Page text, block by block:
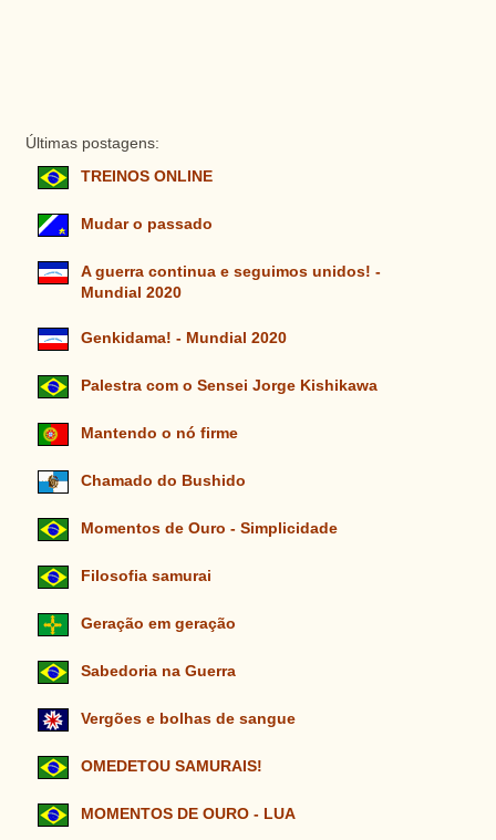
Últimas postagens:
TREINOS ONLINE
Mudar o passado
A guerra continua e seguimos unidos! -
Mundial 2020
Genkidama! - Mundial 2020
Palestra com o Sensei Jorge Kishikawa
Mantendo o nó firme
Chamado do Bushido
Momentos de Ouro - Simplicidade
Filosofia samurai
Geração em geração
Sabedoria na Guerra
Vergões e bolhas de sangue
OMEDETOU SAMURAIS!
MOMENTOS DE OURO - LUA